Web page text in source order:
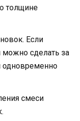
толщине
Если
можно сделать за
одновременно
смеси